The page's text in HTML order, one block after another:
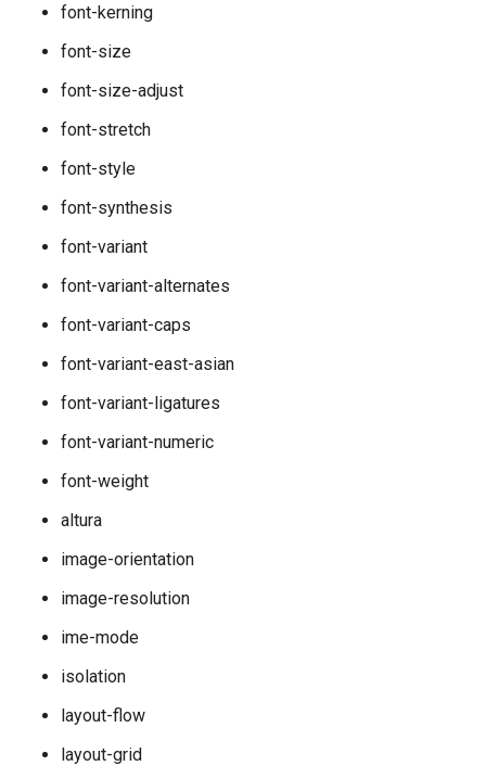
font-kerning
font-size
font-size-adjust
font-stretch
font-style
font-synthesis
font-variant
font-variant-alternates
font-variant-caps
font-variant-east-asian
font-variant-ligatures
font-variant-numeric
font-weight
altura
image-orientation
image-resolution
ime-mode
isolation
layout-flow
layout-grid